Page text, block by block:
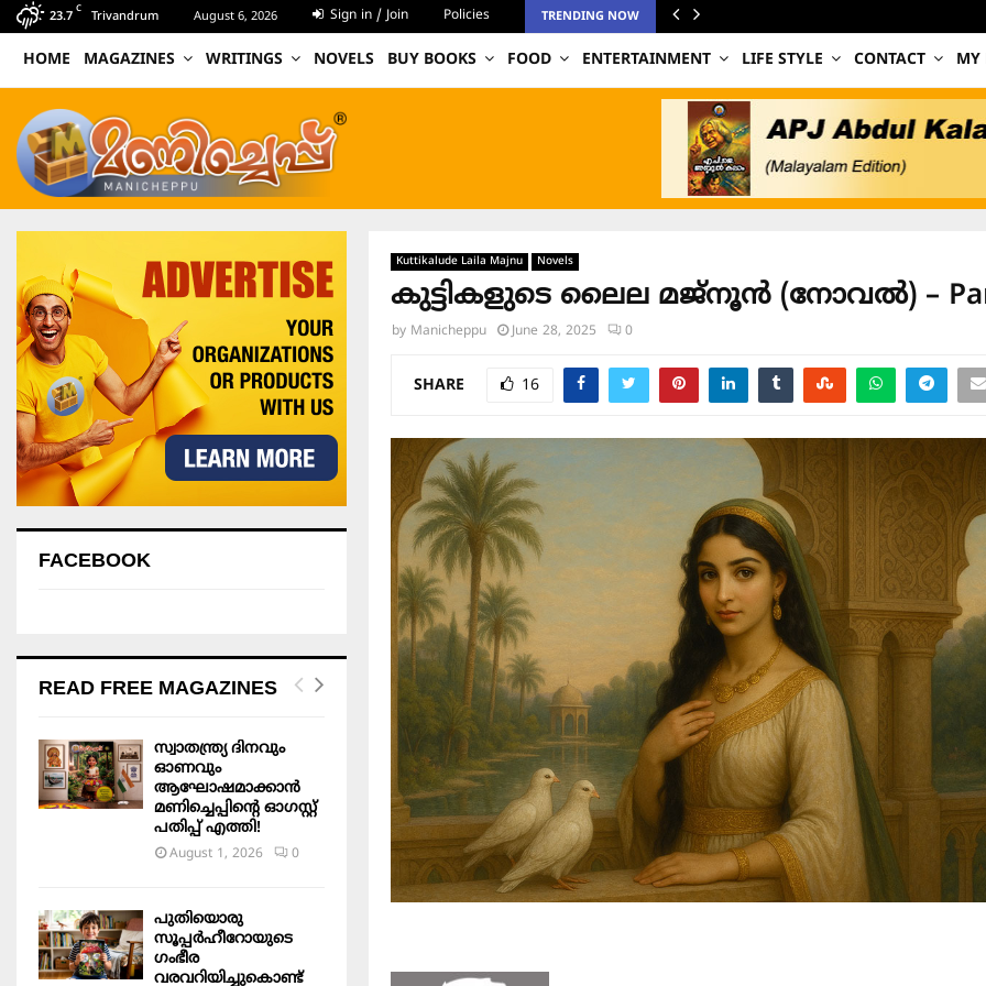
23.7 C Trivandrum August 6, 2026 Sign in / Join Policies TRENDING NOW
HOME MAGAZINES WRITINGS NOVELS BUY BOOKS FOOD ENTERTAINMENT LIFE STYLE CONTACT MY
Kuttikalude Laila Majnu Novels
കുട്ടികളുടെ ലൈല മജ്നൂന്‍ (നോവൽ) –
by Manicheppu June 28, 2025 0
SHARE 16
FACEBOOK
READ FREE MAGAZINES
സ്വാതന്ത്ര്യ ദിനവും
ഓണവും
ആഘോഷമാക്കാൻ
മണിച്ചെപ്പിന്റെ ഓഗസ്റ്റ്
പതിപ്പ് എത്തി!
August 1, 2026 0
പുതിയൊരു
സൂപ്പർഹീറോയുടെ
ഗംഭീര
വരവറിയിച്ചുകൊണ്ട്